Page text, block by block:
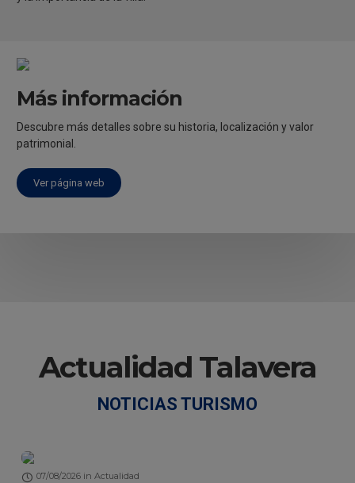
Más información
Descubre más detalles sobre su historia, localización y valor
patrimonial.
Ver página web
Actualidad Talavera
NOTICIAS TURISMO
07/08/2026 in Actualidad